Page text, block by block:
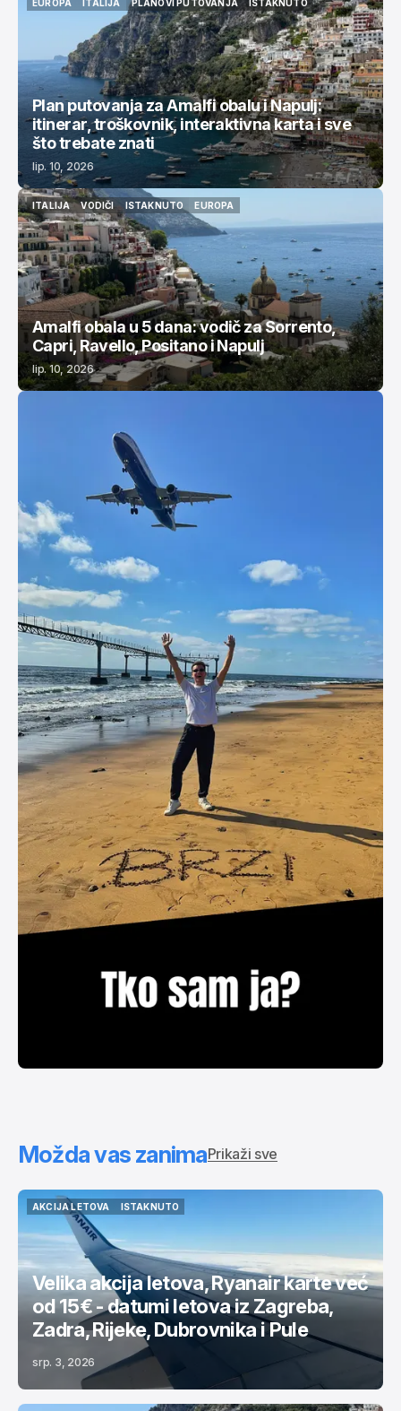
EUROPA
ITALIJA
ITALIJA
PLANOVI PUTOVANJA
PLANOVI PUTOVANJA
ISTAKNUTO
ISTAKNUTO
Plan putovanja za Amalfi obalu i Napulj:
itinerar, troškovnik, interaktivna karta i sve
što trebate znati
lip. 10, 2026
ITALIJA
ITALIJA
VODIČI
VODIČI
ISTAKNUTO
ISTAKNUTO
EUROPA
EUROPA
Amalfi obala u 5 dana: vodič za Sorrento,
Capri, Ravello, Positano i Napulj
lip. 10, 2026
Možda vas zanimaPrikaži sve
AKCIJA LETOVA
AKCIJA LETOVA
ISTAKNUTO
Velika akcija letova, Ryanair karte već
od 15€ - datumi letova iz Zagreba,
Zadra, Rijeke, Dubrovnika i Pule
srp. 3, 2026